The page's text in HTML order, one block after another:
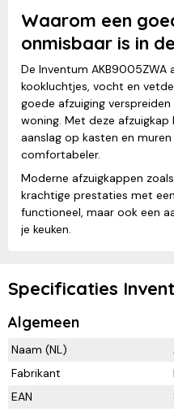
Waarom een
onmisbaar is in
De Inventum AKB9005ZWA
kookluchtjes, vocht en
goede afzuiging
woning. Met deze
aanslag op kasten en
comfortabeler.
Moderne afzuigkappen
krachtige prestaties met
functioneel, maar ook een
je keuken.
Specificaties
Algemeen
Naam (NL)
Fabrikant
EAN